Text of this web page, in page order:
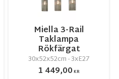
Miella 3-Rail
Taklampa
Rökfärgat
30x52x52cm - 3xE27
1 449,00KR